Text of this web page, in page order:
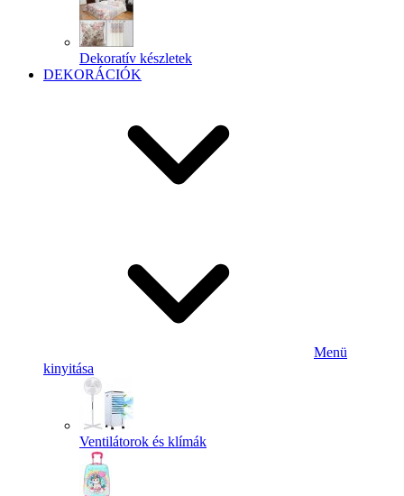
Dekoratív készletek
DEKORÁCIÓK
Menü
kinyitása
Ventilátorok és klímák